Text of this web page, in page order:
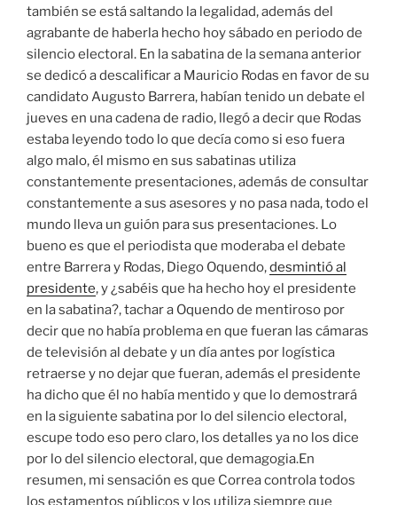
también se está saltando la legalidad, además del
agrabante de haberla hecho hoy sábado en periodo de
silencio electoral. En la sabatina de la semana anterior
se dedicó a descalificar a Mauricio Rodas en favor de su
candidato Augusto Barrera, habían tenido un debate el
jueves en una cadena de radio, llegó a decir que Rodas
estaba leyendo todo lo que decía como si eso fuera
algo malo, él mismo en sus sabatinas utiliza
constantemente presentaciones, además de consultar
constantemente a sus asesores y no pasa nada, todo el
mundo lleva un guión para sus presentaciones. Lo
bueno es que el periodista que moderaba el debate
entre Barrera y Rodas, Diego Oquendo,desmintió al
presidente, y ¿sabéis que ha hecho hoy el presidente
en la sabatina?, tachar a Oquendo de mentiroso por
decir que no había problema en que fueran las cámaras
de televisión al debate y un día antes por logística
retraerse y no dejar que fueran, además el presidente
ha dicho que él no había mentido y que lo demostrará
en la siguiente sabatina por lo del silencio electoral,
escupe todo eso pero claro, los detalles ya no los dice
por lo del silencio electoral, que demagogia.En
resumen, mi sensación es que Correa controla todos
los estamentos públicos y los utiliza siempre que